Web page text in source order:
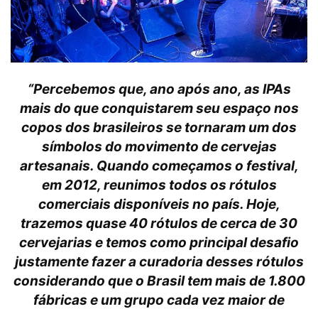
“Percebemos que, ano após ano, as IPAs
mais do que conquistarem seu espaço nos
copos dos brasileiros se tornaram um dos
símbolos do movimento de cervejas
artesanais. Quando começamos o festival,
em 2012, reunimos todos os rótulos
comerciais disponíveis no país. Hoje,
trazemos quase 40 rótulos de cerca de 30
cervejarias e temos como principal desafio
justamente fazer a curadoria desses rótulos
considerando que o Brasil tem mais de 1.800
fábricas e um grupo cada vez maior de